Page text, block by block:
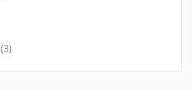
(3)